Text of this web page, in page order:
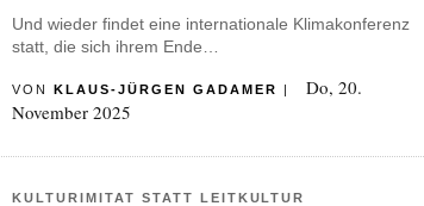
Und wieder findet eine internationale Klimakonferenz
statt, die sich ihrem Ende…
VON KLAUS-JÜRGEN GADAMER |
Do, 20.
November 2025
KULTURIMITAT STATT LEITKULTUR